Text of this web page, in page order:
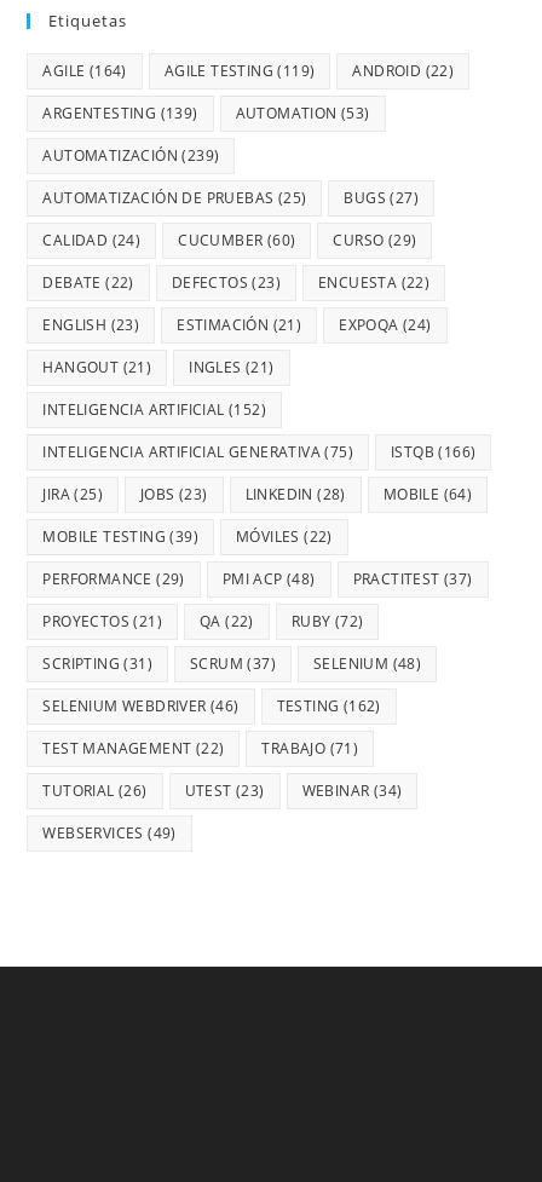
Etiquetas
AGILE (164) AGILE TESTING (119) ANDROID (22)
ARGENTESTING (139) AUTOMATION (53)
AUTOMATIZACIÓN (239)
AUTOMATIZACIÓN DE PRUEBAS (25) BUGS (27)
CALIDAD (24) CUCUMBER (60) CURSO (29)
DEBATE (22) DEFECTOS (23) ENCUESTA (22)
ENGLISH (23) ESTIMACIÓN (21) EXPOQA (24)
HANGOUT (21) INGLES (21)
INTELIGENCIA ARTIFICIAL (152)
INTELIGENCIA ARTIFICIAL GENERATIVA(75) ISTQB (166)
JIRA(25) JOBS (23) LINKEDIN (28) MOBILE (64)
MOBILE TESTING (39) MÓVILES (22)
PERFORMANCE (29) PMI ACP (48) PRACTITEST (37)
PROYECTOS (21) QA (22) RUBY (72)
SCRIPTING (31) SCRUM (37) SELENIUM (48)
SELENIUM WEBDRIVER (46) TESTING (162)
TEST MANAGEMENT (22) TRABAJO (71)
TUTORIAL (26) UTEST (23) WEBINAR (34)
WEBSERVICES (49)